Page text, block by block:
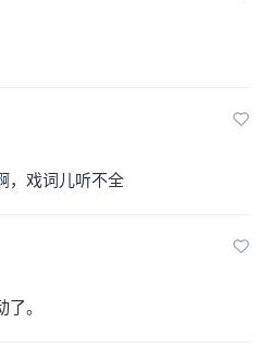
，戏词儿听不全
。